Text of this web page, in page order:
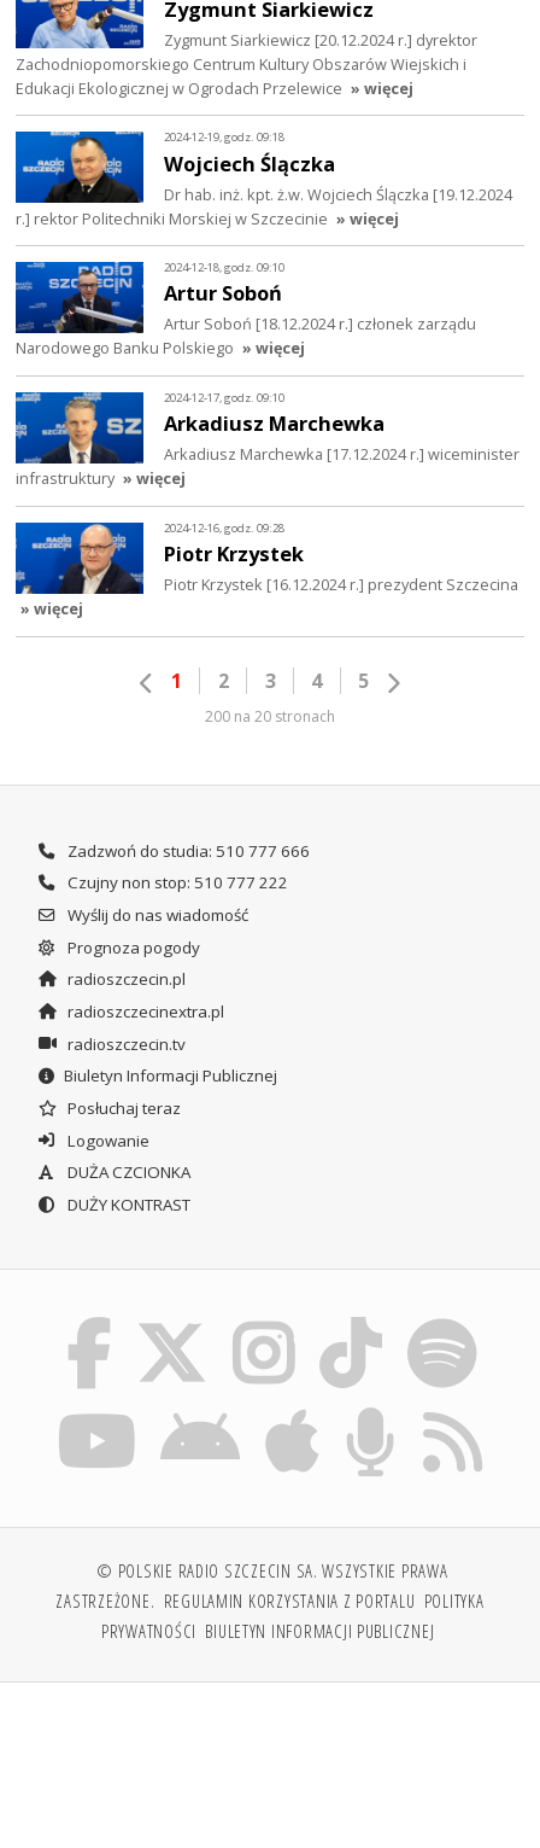
Zygmunt Siarkiewicz
Zygmunt Siarkiewicz [20.12.2024 r.] dyrektor
Zachodniopomorskiego Centrum Kultury Obszarów Wiejskich i
Edukacji Ekologicznej w Ogrodach Przelewice » więcej
2024-12-19, godz. 09:18
Wojciech Ślączka
Dr hab. inż. kpt. ż.w. Wojciech Ślączka [19.12.2024
r.] rektor Politechniki Morskiej w Szczecinie » więcej
2024-12-18, godz. 09:10
Artur Soboń
Artur Soboń [18.12.2024 r.] członek zarządu
Narodowego Banku Polskiego » więcej
2024-12-17, godz. 09:10
Arkadiusz Marchewka
Arkadiusz Marchewka [17.12.2024 r.] wiceminister
infrastruktury » więcej
2024-12-16, godz. 09:28
Piotr Krzystek
Piotr Krzystek [16.12.2024 r.] prezydent Szczecina
» więcej
1 2 3 4 5
200 na 20 stronach
Zadzwoń do studia: 510 777 666
Czujny non stop: 510 777 222
Wyślij do nas wiadomość
Prognoza pogody
radioszczecin.pl
radioszczecinextra.pl
radioszczecin.tv
Biuletyn Informacji Publicznej
Posłuchaj teraz
Logowanie
DUŻA CZCIONKA
DUŻY KONTRAST
© POLSKIE RADIO SZCZECIN SA. WSZYSTKIE PRAWA
ZASTRZEŻONE. REGULAMIN KORZYSTANIA Z PORTALU POLITYKA
PRYWATNOŚCI BIULETYN INFORMACJI PUBLICZNEJ